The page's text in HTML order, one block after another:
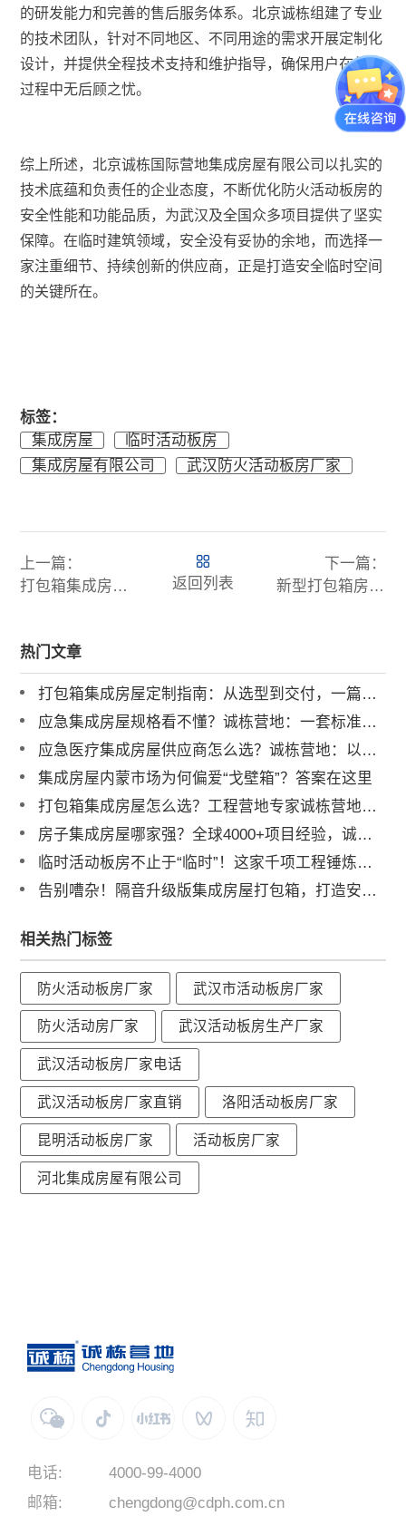
的研发能力和完善的售后服务体系。北京诚栋组建了专业
的技术团队，针对不同地区、不同用途的需求开展定制化
设计，并提供全程技术支持和维护指导，确保用户在使用
过程中无后顾之忧。
综上所述，北京诚栋国际营地集成房屋有限公司以扎实的
技术底蕴和负责任的企业态度，不断优化防火活动板房的
安全性能和功能品质，为武汉及全国众多项目提供了坚实
保障。在临时建筑领域，安全没有妥协的余地，而选择一
家注重细节、持续创新的供应商，正是打造安全临时空间
的关键所在。
标签：
集成房屋
临时活动板房
集成房屋有限公司
武汉防火活动板房厂家
上一篇：
打包箱集成房屋定制，开启便捷生活
返回列表
下一篇：
新型打包箱房：高效运输与简易安装的完美结合
热门文章
打包箱集成房屋定制指南：从选型到交付，一篇讲透
应急集成房屋规格看不懂？诚栋营地：一套标准，多重保障，定义行业品质标杆
应急医疗集成房屋供应商怎么选？诚栋营地：以专业产品守护生命防线，赋能高效应急响应
集成房屋内蒙市场为何偏爱“戈壁箱”？答案在这里
打包箱集成房屋怎么选？工程营地专家诚栋营地揭秘：品质与解决方案是关键
房子集成房屋哪家强？全球4000+项目经验，诚栋用实力给出答案
临时活动板房不止于“临时”！这家千项工程锤炼的厂家，让临建也出色
告别嘈杂！隔音升级版集成房屋打包箱，打造安静办公与宜居空间
相关热门标签
防火活动板房厂家 武汉市活动板房厂家
防火活动房厂家 武汉活动板房生产厂家
武汉活动板房厂家电话
武汉活动板房厂家直销 洛阳活动板房厂家
昆明活动板房厂家 活动板房厂家
河北集成房屋有限公司
电话:
4000-99-4000
邮箱:
chengdong@cdph.com.cn